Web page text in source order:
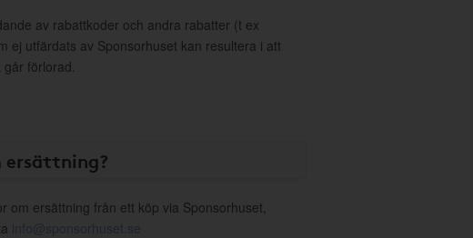
av rabattkoder och andra rabatter (t ex
ej utfärdats av Sponsorhuset kan resultera i att
går förlorad.
ersättning?
om ersättning från ett köp via Sponsorhuset,
info@sponsorhuset.se